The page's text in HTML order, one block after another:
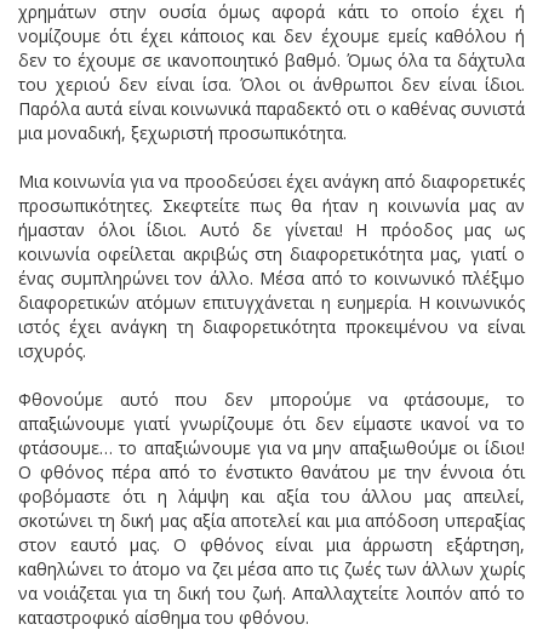
χρημάτων στην ουσία όμως αφορά κάτι το οποίο έχει ή
νομίζουμε ότι έχει κάποιος και δεν έχουμε εμείς καθόλου ή
δεν το έχουμε σε ικανοποιητικό βαθμό. Όμως όλα τα δάχτυλα
του χεριού δεν είναι ίσα. Όλοι οι άνθρωποι δεν είναι ίδιοι.
Παρόλα αυτά είναι κοινωνικά παραδεκτό οτι ο καθένας συνιστά
μια μοναδική, ξεχωριστή προσωπικότητα.
Μια κοινωνία για να προοδεύσει έχει ανάγκη από διαφορετικές
προσωπικότητες. Σκεφτείτε πως θα ήταν η κοινωνία μας αν
ήμασταν όλοι ίδιοι. Αυτό δε γίνεται! Η πρόοδος μας ως
κοινωνία οφείλεται ακριβώς στη διαφορετικότητα μας, γιατί ο
ένας συμπληρώνει τον άλλο. Μέσα από το κοινωνικό πλέξιμο
διαφορετικών ατόμων επιτυγχάνεται η ευημερία. Η κοινωνικός
ιστός έχει ανάγκη τη διαφορετικότητα προκειμένου να είναι
ισχυρός.
Φθονούμε αυτό που δεν μπορούμε να φτάσουμε, το
απαξιώνουμε γιατί γνωρίζουμε ότι δεν είμαστε ικανοί να το
φτάσουμε… το απαξιώνουμε για να μην απαξιωθούμε οι ίδιοι!
Ο φθόνος πέρα από το ένστικτο θανάτου με την έννοια ότι
φοβόμαστε ότι η λάμψη και αξία του άλλου μας απειλεί,
σκοτώνει τη δική μας αξία αποτελεί και μια απόδοση υπεραξίας
στον εαυτό μας. Ο φθόνος είναι μια άρρωστη εξάρτηση,
καθηλώνει το άτομο να ζει μέσα απο τις ζωές των άλλων χωρίς
να νοιάζεται για τη δική του ζωή. Απαλλαχτείτε λοιπόν από το
καταστροφικό αίσθημα του φθόνου.